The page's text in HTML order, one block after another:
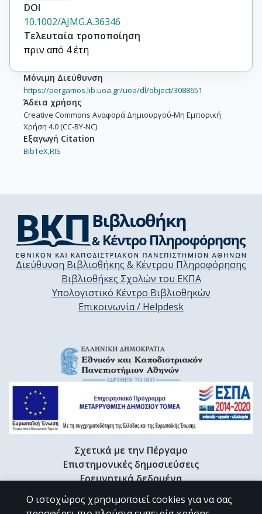
DOI
10.1002/AJMG.A.36346
Τελευταία τροποποίηση
πριν από 4 έτη
Μόνιμη Διεύθυνση
https://pergamos.lib.uoa.gr/uoa/dl/object/3088651
Άδεια χρήσης
Creative Commons Αναφορά Δημιουργού-Μη Εμπορική
Χρήση 4.0 (CC-BY-NC)
Εξαγωγή Citation
BibTeX, RIS
Διεύθυνση Βιβλιοθήκης & Κέντρου Πληροφόρησης
Βιβλιοθήκες Σχολών του ΕΚΠΑ
Υπολογιστικό Κέντρο Βιβλιοθηκών
Επικοινωνία / Helpdesk
Σχετικά με την Πέργαμο
Επιστημονικές δημοσιεύσεις
Ερευνητικά δεδομένα
Διδακτορικές διατριβές & Γκρίζα βιβλιογραφία
Προφίλ Ερευνητή
Ο ιστοχώρος χρησιμοποιεί cookies για να σας